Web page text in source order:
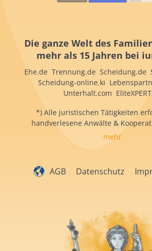
Die ganze Welt des
mehr als 15 Jahren bei
Ehe.de Trennung.de Scheidung.de
Scheidung-online.ki
Unterhalt.com
*) Alle juristischen Tätigkeiten
handverlesene Anwälte &
mehr
AGB Datenschutz